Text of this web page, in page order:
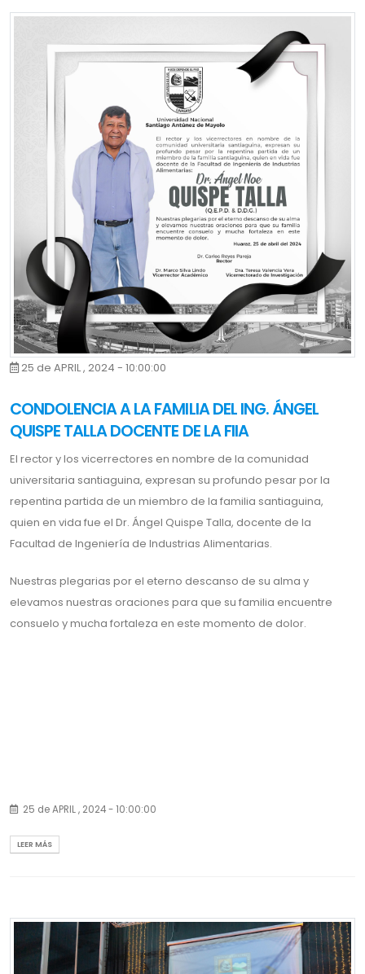
25 de APRIL , 2024 - 10:00:00
CONDOLENCIA A LA FAMILIA DEL ING. ÁNGEL
QUISPE TALLA DOCENTE DE LA FIIA
El rector y los vicerrectores en nombre de la comunidad
universitaria santiaguina, expresan su profundo pesar por la
repentina partida de un miembro de la familia santiaguina,
quien en vida fue el Dr. Ángel Quispe Talla, docente de la
Facultad de Ingeniería de Industrias Alimentarias.
Nuestras plegarias por el eterno descanso de su alma y
elevamos nuestras oraciones para que su familia encuentre
consuelo y mucha fortaleza en este momento de dolor.
25 de APRIL , 2024 - 10:00:00
LEER MÁS